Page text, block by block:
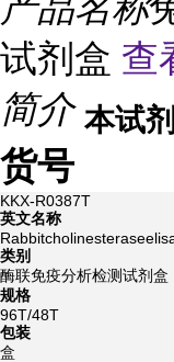
试剂盒 查
简介 本试
货号
KKX-R0387T
英文名称
类别
酶联免疫分析检测试剂盒
规格
96T/48T
包装
盒